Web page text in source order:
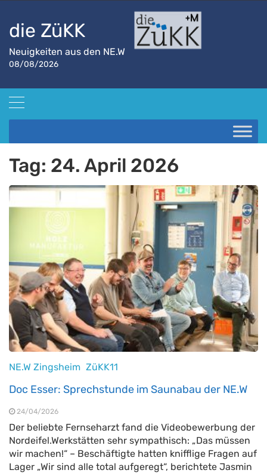
die ZüKK
Neuigkeiten aus den NE.W
08/08/2026
Tag: 24. April 2026
NE.W Zingsheim ZüKK11
Doc Esser: Sprechstunde im Saunabau der NE.W
24/04/2026
Der beliebte Fernseharzt fand die Videobewerbung der
Nordeifel.Werkstätten sehr sympathisch: „Das müssen
wir machen!“ – Beschäftigte hatten knifflige Fragen auf
Lager „Wir sind alle total aufgeregt“, berichtete Jasmin